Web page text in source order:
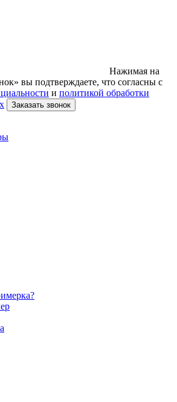
Нажимая на
вы подтверждаете, что согласны с
и политикой обработки
Заказать звонок